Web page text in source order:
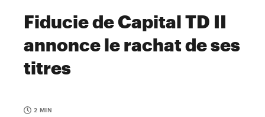
Fiducie de Capital TD II
annonce le rachat de ses
titres
2 MIN